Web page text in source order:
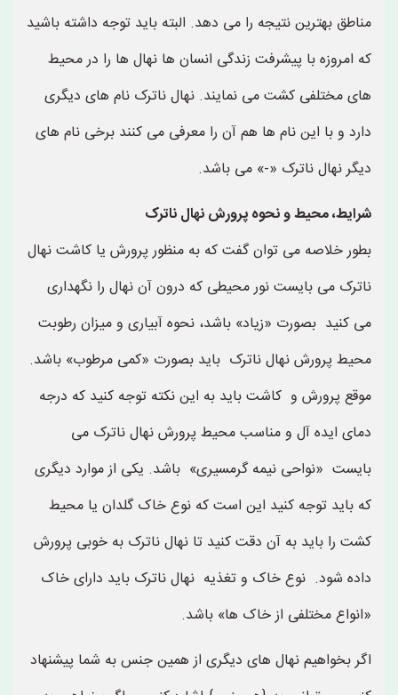
مناطق بهترین نتیجه را می دهد. البته باید توجه داشته باشید
که امروزه با پیشرفت زندگی انسان ها نهال ها را در محیط
های مختلفی کشت می نمایند. نهال ناترک نام های دیگری
دارد و با این نام ها هم آن را معرفی می کنند برخی نام های
دیگر نهال ناترک «-» می باشد.
شرایط، محیط و نحوه پرورش نهال ناترک
بطور خلاصه می توان گفت که به منظور پرورش یا کاشت نهال
ناترک می بایست نور محیطی که درون آن نهال را نگهداری
می کنید بصورت «زیاد» باشد، نحوه آبیاری و میزان رطوبت
محیط پرورش نهال ناترک باید بصورت «کمی مرطوب» باشد.
موقع پرورش و کاشت باید به این نکته توجه کنید که درجه
دمای ایده آل و مناسب محیط پرورش نهال ناترک می
بایست «نواحی نیمه گرمسیری» باشد. یکی از موارد دیگری
که باید توجه کنید این است که نوع خاک گلدان یا محیط
کشت را باید به آن دقت کنید تا نهال ناترک به خوبی پرورش
داده شود. نوع خاک و تغذیه نهال ناترک باید دارای خاک
«انواع مختلفی از خاک ها» باشد.
اگر بخواهیم نهال های دیگری از همین جنس به شما پیشنهاد